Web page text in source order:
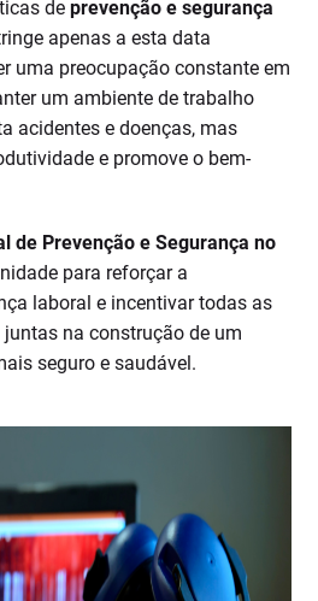
deprevenção e segurança
apenas a esta data
uma preocupação constante em
um ambiente de trabalho
acidentes e doenças, mas
e promove o bem-
de Prevenção e Segurança no
para reforçar a
laboral e incentivar todas as
na construção de um
seguro e saudável.